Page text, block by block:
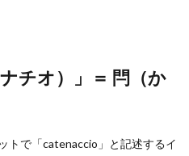
チオ）」＝ 閂（か
トで「catenaccio」と記述するイ